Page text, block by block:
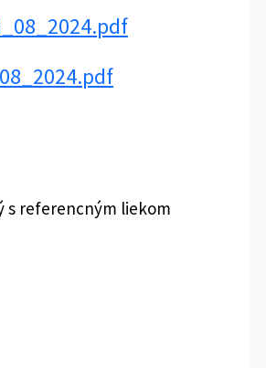
s referencným liekom